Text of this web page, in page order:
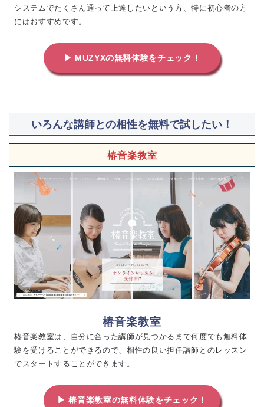
システムでたくさん通って上達したいという方、特に初心者の方
にはおすすめです。
▶ MUZYXの無料体験をチェック！
いろんな講師との相性を無料で試したい！
椿音楽教室
椿音楽教室
椿音楽教室は、自分に合った講師が見つかるまで何度でも無料体
験を受けることができるので、相性の良い担任講師とのレッスン
でスタートすることができます。
▶ 椿音楽教室の無料体験をチェック！